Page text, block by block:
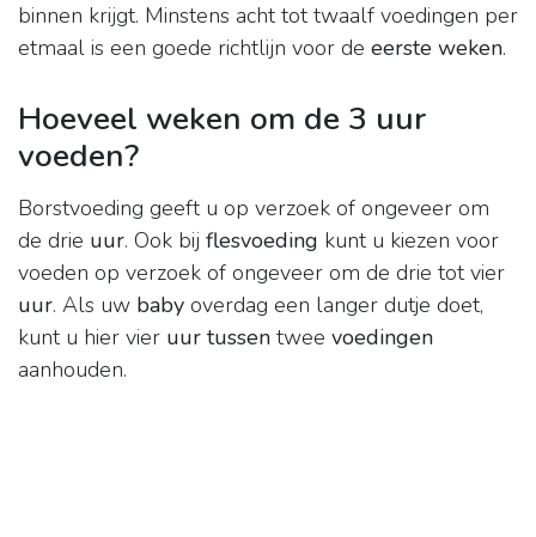
binnen krijgt. Minstens acht tot twaalf voedingen per
etmaal is een goede richtlijn voor de eerste weken.
Hoeveel weken om de 3 uur
voeden?
Borstvoeding geeft u op verzoek of ongeveer om
de drie uur. Ook bij flesvoeding kunt u kiezen voor
voeden op verzoek of ongeveer om de drie tot vier
uur. Als uw baby overdag een langer dutje doet,
kunt u hier vier uur tussen twee voedingen
aanhouden.